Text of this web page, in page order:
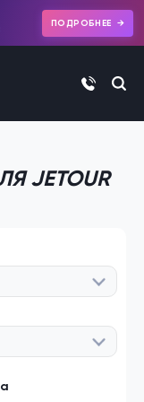
ПОДРОБНЕЕ
+7 (495)
JETOUR